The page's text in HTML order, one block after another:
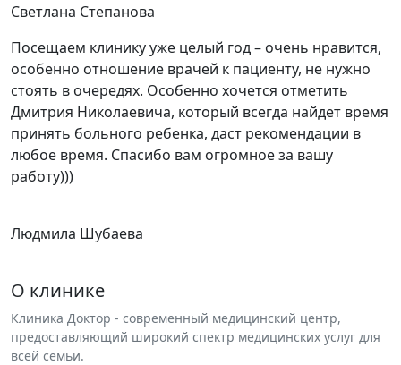
Светлана Степанова
Посещаем клинику уже целый год – очень нравится,
особенно отношение врачей к пациенту, не нужно
стоять в очередях. Особенно хочется отметить
Дмитрия Николаевича, который всегда найдет время
принять больного ребенка, даст рекомендации в
любое время. Спасибо вам огромное за вашу
работу)))
Людмила Шубаева
О клинике
Клиника Доктор - современный медицинский центр,
предоставляющий широкий спектр медицинских услуг для
всей семьи.